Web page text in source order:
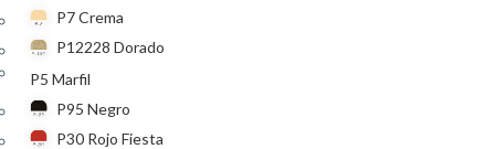
P7 Crema
P12228 Dorado
P5 Marfil
P95 Negro
P30 Rojo Fiesta